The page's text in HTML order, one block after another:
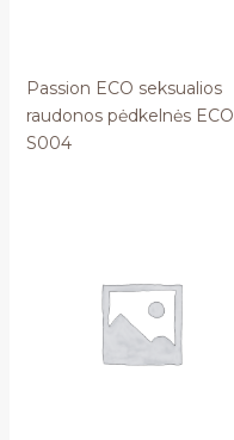
Passion ECO seksualios
raudonos pėdkelnės ECO
S004